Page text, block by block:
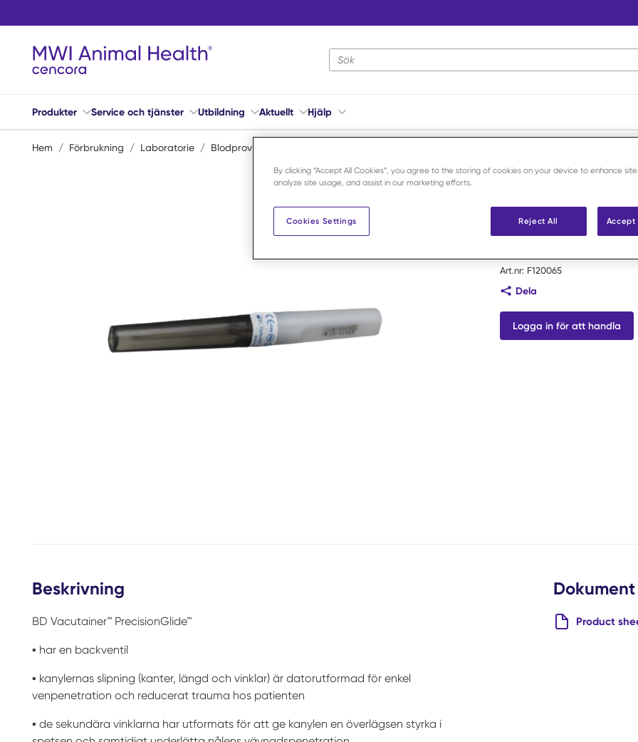
Webbplatsens sökning
Produkter Service och tjänster Utbildning Aktuellt Hjälp
Hem / Förbrukning / Laboratorie / Blodprovtagning
backventil
Art.nr: F120065
Dela
Logga in för att handla
Beskrivning
BD Vacutainer™ PrecisionGlide™
▪ har en backventil
▪ kanylernas slipning (kanter, längd och vinklar) är datorutformad för enkel
venpenetration och reducerat trauma hos patienten
▪ de sekundära vinklarna har utformats för att ge kanylen en överlägsen styrka i
Dokument
Product
By clicking “Accept All Cookies”, you agree to the storing of cookies on your device to enhance
analyze site usage, and assist in our marketing efforts.
Reject All Accept
Cookies Settings